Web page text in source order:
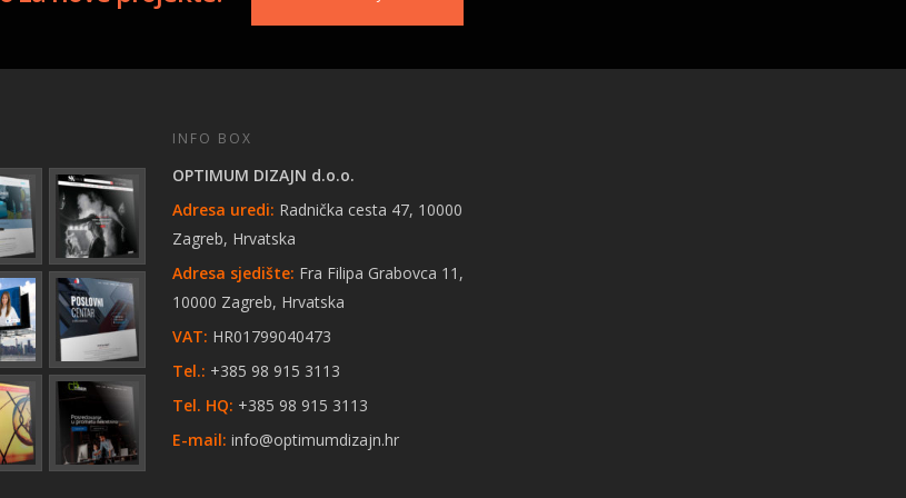
INFO BOX
OPTIMUM DIZAJN d.o.o.
Adresa uredi: Radnička cesta 47, 10000
Zagreb, Hrvatska
Adresa sjedište: Fra Filipa Grabovca 11,
10000 Zagreb, Hrvatska
VAT: HR01799040473
Tel.: +385 98 915 3113
Tel. HQ: +385 98 915 3113
E-mail: info@optimumdizajn.hr